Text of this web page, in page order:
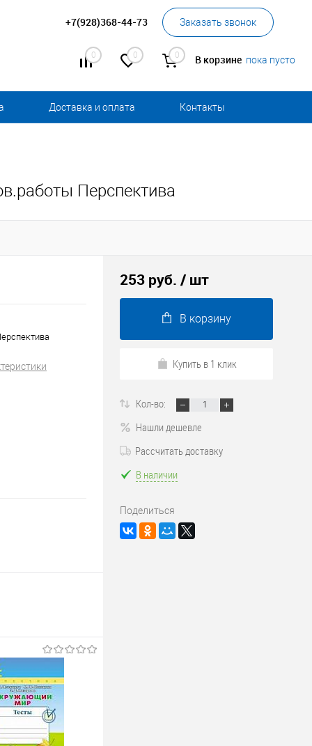
+7(928)368-44-73 Заказать звонок
0 0 0 В корзине пока пусто
Доставка и оплата Контакты
Перспектива
253 руб. / шт
В корзину
Купить в 1 клик
Кол-во:
Нашли дешевле
Рассчитать доставку
В наличии
Поделиться